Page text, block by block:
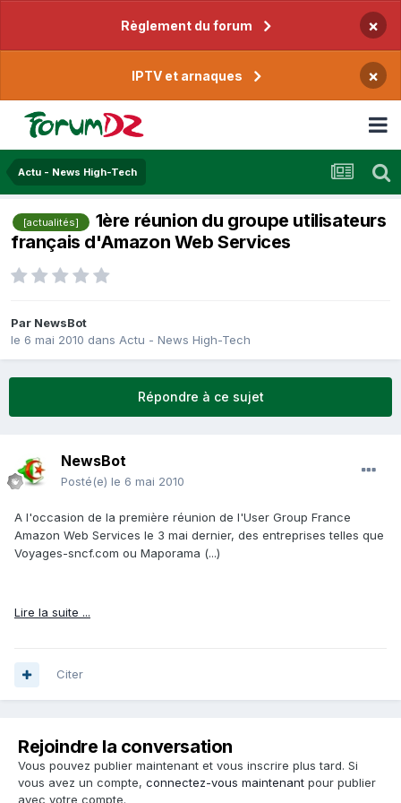
Règlement du forum ×
IPTV et arnaques ×
Actu - News High-Tech
[actualités]
1ère réunion du groupe utilisateurs
français d'Amazon Web Services
Par NewsBot
le 6 mai 2010 dans Actu - News High-Tech
Répondre à ce sujet
NewsBot
Posté(e) le 6 mai 2010
A l'occasion de la première réunion de l'User Group France
Amazon Web Services le 3 mai dernier, des entreprises telles que
Voyages-sncf.com ou Maporama (...)
Lire la suite ...
Citer
Rejoindre la conversation
Vous pouvez publier maintenant et vous inscrire plus tard. Si
vous avez un compte, connectez-vous maintenant pour publier
avec votre compte.